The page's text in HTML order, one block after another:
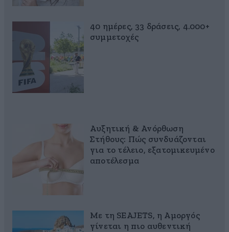
40 ημέρες, 33 δράσεις, 4.000+
συμμετοχές
Αυξητική & Ανόρθωση
Στήθους: Πώς συνδυάζονται
για το τέλειο, εξατομικευμένο
αποτέλεσμα
Με τη SEAJETS, η Αμοργός
γίνεται η πιο αυθεντική